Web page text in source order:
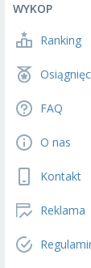
WYKOP
Ranking
FAQ
O nas
Kontakt
Reklama